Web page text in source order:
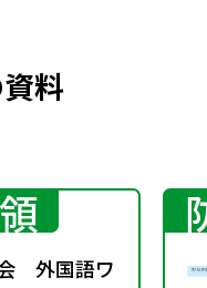
料
外国語ワ